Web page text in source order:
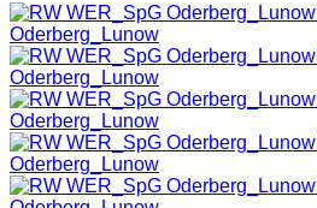
Oderberg_Lunow
Oderberg_Lunow
Oderberg_Lunow
Oderberg_Lunow